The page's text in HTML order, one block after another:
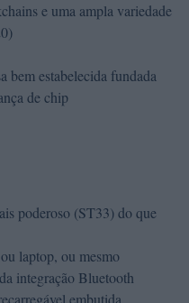
e uma ampla variedade
bem estabelecida fundada
de chip
poderoso (ST33) do que
laptop, ou mesmo
integração Bluetooth
embutida